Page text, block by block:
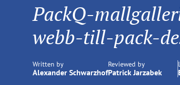
PackQ-
webb-till-pack-
Written by
Alexander Schwarzhof
Reviewed by
Patrick Jarzabek